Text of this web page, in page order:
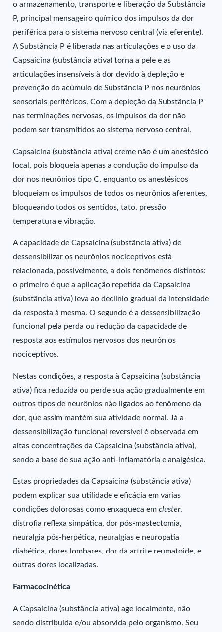
o armazenamento, transporte e liberação da Substância
P, principal mensageiro químico dos impulsos da dor
periférica para o sistema nervoso central (via eferente).
A Substância P é liberada nas articulações e o uso da
Capsaicina (substância ativa) torna a pele e as
articulações insensíveis à dor devido à depleção e
prevenção do acúmulo de Substância P nos neurônios
sensoriais periféricos. Com a depleção da Substância P
nas terminações nervosas, os impulsos da dor não
podem ser transmitidos ao sistema nervoso central.
Capsaicina (substância ativa) creme não é um anestésico
local, pois bloqueia apenas a condução do impulso da
dor nos neurônios tipo C, enquanto os anestésicos
bloqueiam os impulsos de todos os neurônios aferentes,
bloqueando todos os sentidos, tato, pressão,
temperatura e vibração.
A capacidade de Capsaicina (substância ativa) de
dessensibilizar os neurônios nociceptivos está
relacionada, possivelmente, a dois fenômenos distintos:
o primeiro é que a aplicação repetida da Capsaicina
(substância ativa) leva ao declínio gradual da intensidade
da resposta à mesma. O segundo é a dessensibilização
funcional pela perda ou redução da capacidade de
resposta aos estímulos nervosos dos neurônios
nociceptivos.
Nestas condições, a resposta à Capsaicina (substância
ativa) fica reduzida ou perde sua ação gradualmente em
outros tipos de neurônios não ligados ao fenômeno da
dor, que assim mantém sua atividade normal. Já a
dessensibilização funcional reversível é observada em
altas concentrações da Capsaicina (substância ativa),
sendo a base de sua ação anti-inflamatória e analgésica.
Estas propriedades da Capsaicina (substância ativa)
podem explicar sua utilidade e eficácia em várias
condições dolorosas como enxaqueca emcluster,
distrofia reflexa simpática, dor pós-mastectomia,
neuralgia pós-herpética, neuralgias e neuropatia
diabética, dores lombares, dor da artrite reumatoide, e
outras dores localizadas.
Farmacocinética
A Capsaicina (substância ativa) age localmente, não
sendo distribuída e/ou absorvida pelo organismo. Seu